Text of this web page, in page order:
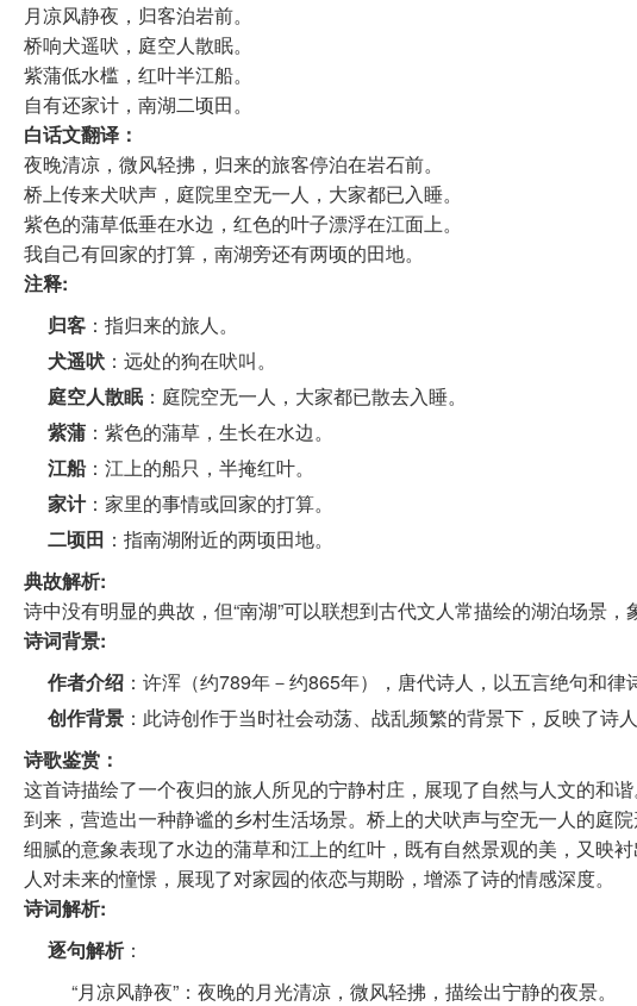
月凉风静夜，归客泊岩前。
桥响犬遥吠，庭空人散眠。
紫蒲低水槛，红叶半江船。
自有还家计，南湖二顷田。
白话文翻译：
夜晚清凉，微风轻拂，归来的旅客停泊在岩石前。
桥上传来犬吠声，庭院里空无一人，大家都已入睡。
紫色的蒲草低垂在水边，红色的叶子漂浮在江面上。
我自己有回家的打算，南湖旁还有两顷的田地。
注释:
归客 ：指归来的旅人。
犬遥吠 ：远处的狗在吠叫。
庭空人散眠：庭院空无一人，大家都已散去入睡。
紫蒲 ：紫色的蒲草，生长在水边。
江船：江上的船只，半掩红叶。
家计：家里的事情或回家的打算。
二顷田 ：指南湖附近的两顷田地。
典故解析:
诗中没有明显的典故，但“南湖”可以联想到古代文人常描绘的湖泊场景，
诗词背景:
作者介绍 ：许浑（约789年－约865年），唐代诗人，以五言绝句和律
创作背景 ：此诗创作于当时社会动荡、战乱频繁的背景下，反映了诗
诗歌鉴赏：
这首诗描绘了一个夜归的旅人所见的宁静村庄，展现了自然与人文的和
到来，营造出一种静谧的乡村生活场景。桥上的犬吠声与空无一人的庭
细腻的意象表现了水边的蒲草和江上的红叶，既有自然景观的美，又映
人对未来的憧憬，展现了对家园的依恋与期盼，增添了诗的情感深度。
诗词解析:
逐句解析：
“月凉风静夜”：夜晚的月光清凉，微风轻拂，描绘出宁静的夜景。